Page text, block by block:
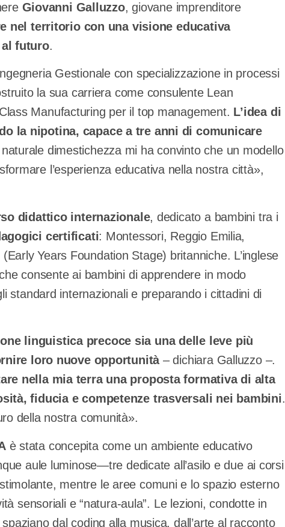
Giovanni Galluzzo, giovane imprenditore
nel territorio con una visione educativa
futuro.
Gestionale con specializzazione in processi
la sua carriera come consulente Lean
Manufacturing per il top management. L’idea di
la nipotina, capace a tre anni di comunicare
dimestichezza mi ha convinto che un modello
l’esperienza educativa nella nostra città»,
didattico internazionale, dedicato a bambini tra i
certificati: Montessori, Reggio Emilia,
Years Foundation Stage) britanniche. L’inglese
consente ai bambini di apprendere in modo
standard internazionali e preparando i cittadini di
linguistica precoce sia una delle leve più
loro nuove opportunità– dichiara Galluzzo –.
nella mia terra una proposta formativa di alta
fiducia e competenze trasversali nei bambini.
della nostra comunità».
è stata concepita come un ambiente educativo
aule luminose—tre dedicate all’asilo e due ai corsi
mentre le aree comuni e lo spazio esterno
sensoriali e “natura-aula”. Le lezioni, condotte in
dal coding alla musica, dall’arte al racconto